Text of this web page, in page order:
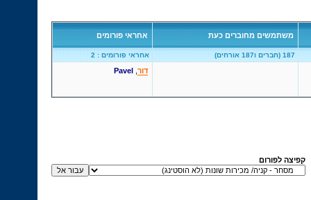
משתמשים מחוברים כעת אחראי פורומים
187 (חברים ו187 אורחים) אחראי פורומים : 2
דור ,
Pavel
קפיצה לפורום